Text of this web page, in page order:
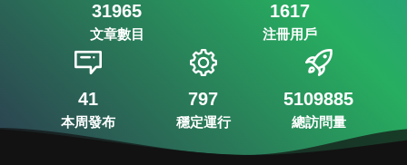
31965
文章數目
1617
注冊用戶
41
本周發布
797
穩定運行
5109885
總訪問量